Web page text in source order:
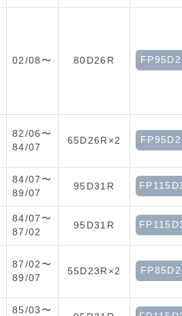
02/08〜 80D26R
82/06〜
84/07
65D26R×2
84/07〜
89/07
95D31R
84/07〜
87/02
95D31R
87/02〜
89/07
55D23R×2
85/03〜